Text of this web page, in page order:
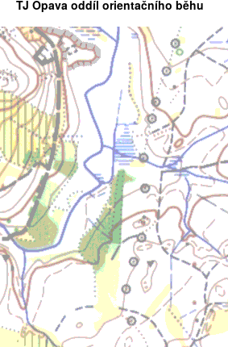
TJ Opava oddíl orientačního běhu